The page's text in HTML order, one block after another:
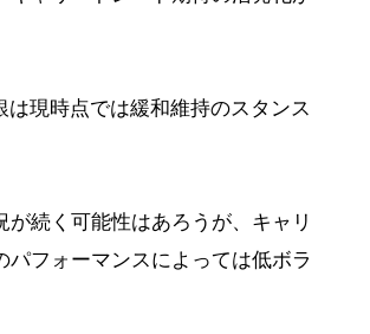
現時点では緩和維持のスタンス
続く可能性はあろうが、キャリ
フォーマンスによっては低ボラ